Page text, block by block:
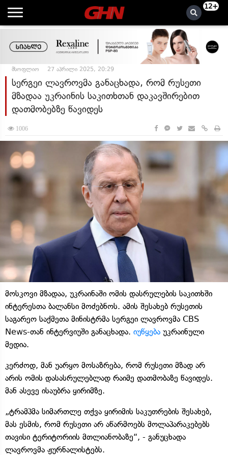
12+
მსოფლიო 27 აპრილი 2025, 20:29
სერგეი ლავროვმა განაცხადა, რომ რუსეთი
მზადაა უკრაინის საკითხთან დაკავშირებით
დათმობებზე წავიდეს
1006
მოსკოვი მზადაა, უკრაინაში ომის დასრულების საკითხში
ინტერესთა ბალანსი მოძებნოს. ამის შესახებ რუსეთის
საგარეო საქმეთა მინისტრმა სერგეი ლავროვმა CBS
News-თან ინტერვიუში განაცხადა. იუწყება უკრაინული
მედია.
კერძოდ, მან უარყო მოსაზრება, რომ რუსეთი მზად არ
არის ომის დასასრულებლად რაიმე დათმობაზე წავიდეს.
მან ასევე ისაუბრა ყირიმზე.
„ტრამპმა სიმართლე თქვა ყირიმის საკუთრების შესახებ,
მას ესმის, რომ რუსეთი არ აწარმოებს მოლაპარაკებებს
თავისი ტერიტორიის მთლიანობაზე“, - განუცხადა
ლავროვმა ჟურნალისტებს.